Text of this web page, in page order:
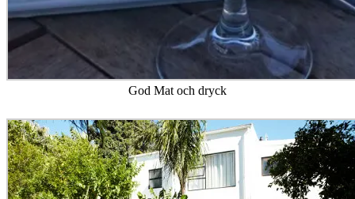
God Mat och dryck